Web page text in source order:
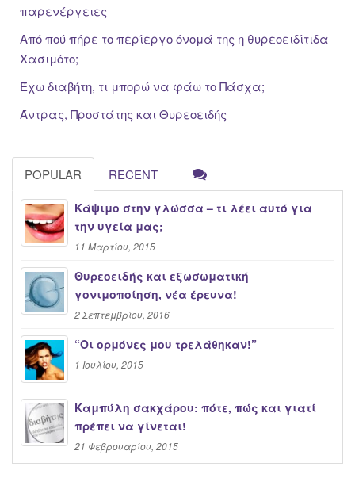
παρενέργειες
Από πού πήρε το περίεργο όνομά της η θυρεοειδίτιδα
Χασιμότο;
Έχω διαβήτη, τι μπορώ να φάω το Πάσχα;
Άντρας, Προστάτης και Θυρεοειδής
POPULAR RECENT
Κάψιμο στην γλώσσα – τι λέει αυτό για
την υγεία μας;
11 Μαρτίου, 2015
Θυρεοειδής και εξωσωματική
γονιμοποίηση, νέα έρευνα!
2 Σεπτεμβρίου, 2016
“Oι ορμόνες μου τρελάθηκαν!”
1 Ιουλίου, 2015
Καμπύλη σακχάρου: πότε, πώς και γιατί
πρέπει να γίνεται!
21 Φεβρουαρίου, 2015